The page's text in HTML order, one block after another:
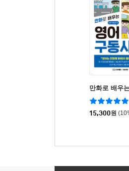
만화로 배우
15,300원